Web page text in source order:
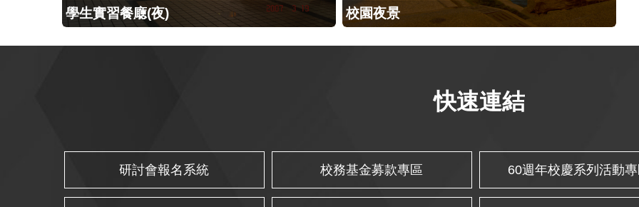
學生實習餐廰(夜) 校園夜景
快速連結
研討會報名系統 校務基金募款專區 60週年校慶系列活動